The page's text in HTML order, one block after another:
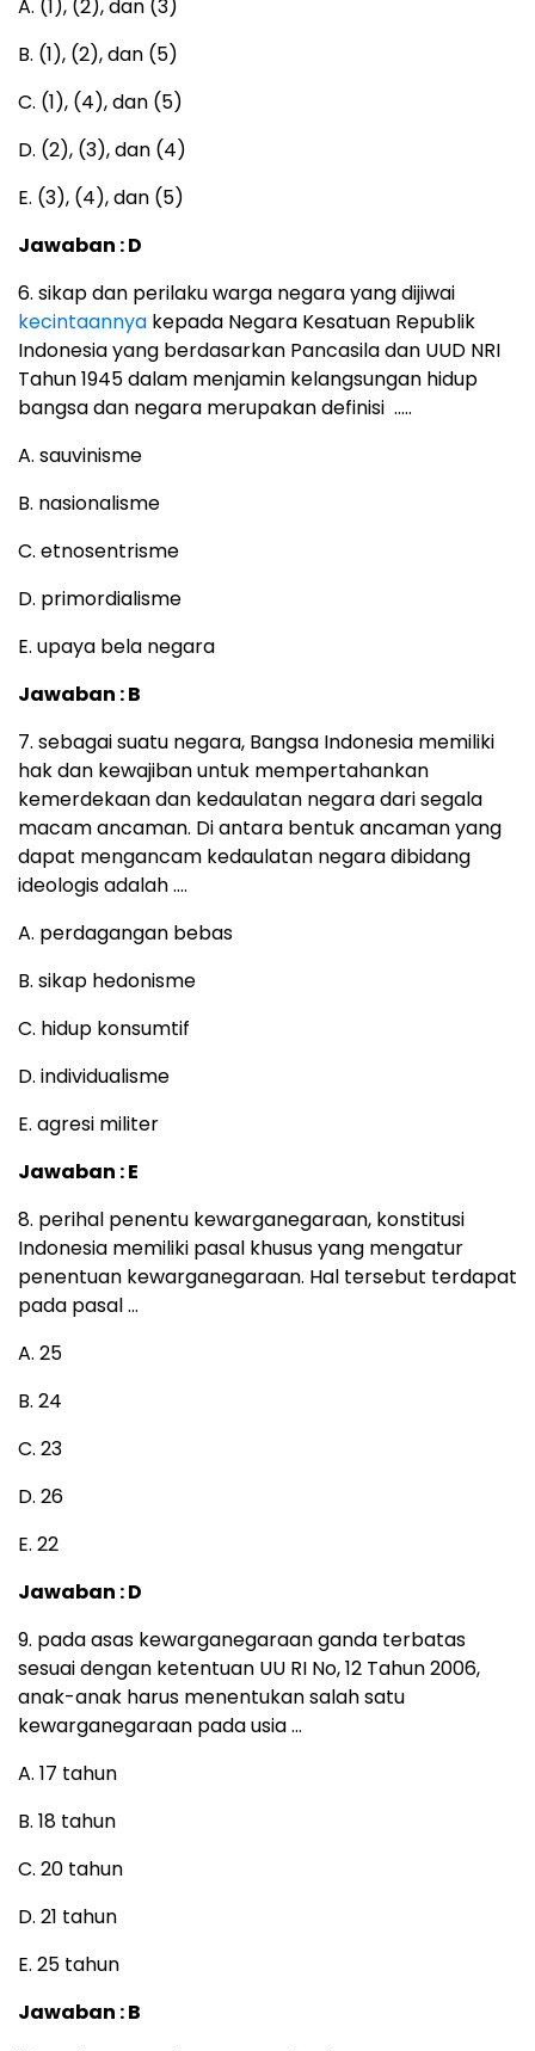
A. (1), (2), dan (3)
B. (1), (2), dan (5)
C. (1), (4), dan (5)
D. (2), (3), dan (4)
E. (3), (4), dan (5)
Jawaban : D
6. sikap dan perilaku warga negara yang dijiwai
kecintaannya kepada Negara Kesatuan Republik
Indonesia yang berdasarkan Pancasila dan UUD NRI
Tahun 1945 dalam menjamin kelangsungan hidup
bangsa dan negara merupakan definisi …..
A. sauvinisme
B. nasionalisme
C. etnosentrisme
D. primordialisme
E. upaya bela negara
Jawaban : B
7. sebagai suatu negara, Bangsa Indonesia memiliki
hak dan kewajiban untuk mempertahankan
kemerdekaan dan kedaulatan negara dari segala
macam ancaman. Di antara bentuk ancaman yang
dapat mengancam kedaulatan negara dibidang
ideologis adalah ….
A. perdagangan bebas
B. sikap hedonisme
C. hidup konsumtif
D. individualisme
E. agresi militer
Jawaban : E
8. perihal penentu kewarganegaraan, konstitusi
Indonesia memiliki pasal khusus yang mengatur
penentuan kewarganegaraan. Hal tersebut terdapat
pada pasal …
A. 25
B. 24
C. 23
D. 26
E. 22
Jawaban : D
9. pada asas kewarganegaraan ganda terbatas
sesuai dengan ketentuan UU RI No, 12 Tahun 2006,
anak-anak harus menentukan salah satu
kewarganegaraan pada usia …
A. 17 tahun
B. 18 tahun
C. 20 tahun
D. 21 tahun
E. 25 tahun
Jawaban : B